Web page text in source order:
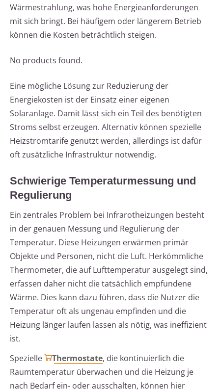
Wärmestrahlung, was hohe Energieanforderungen
mit sich bringt. Bei häufigem oder längerem Betrieb
können die Kosten beträchtlich steigen.
No products found.
Eine mögliche Lösung zur Reduzierung der
Energiekosten ist der Einsatz einer eigenen
Solaranlage. Damit lässt sich ein Teil des benötigten
Stroms selbst erzeugen. Alternativ können spezielle
Heizstromtarife genutzt werden, allerdings ist dafür
oft zusätzliche Infrastruktur notwendig.
Schwierige Temperaturmessung und
Regulierung
Ein zentrales Problem bei Infrarotheizungen besteht
in der genauen Messung und Regulierung der
Temperatur. Diese Heizungen erwärmen primär
Objekte und Personen, nicht die Luft. Herkömmliche
Thermometer, die auf Lufttemperatur ausgelegt sind,
erfassen daher nicht die tatsächlich empfundene
Wärme. Dies kann dazu führen, dass die Nutzer die
Temperatur oft als ungenau empfinden und die
Heizung länger laufen lassen als nötig, was ineffizient
ist.
Spezielle
Thermostate, die kontinuierlich die
Raumtemperatur überwachen und die Heizung je
nach Bedarf ein- oder ausschalten, können hier